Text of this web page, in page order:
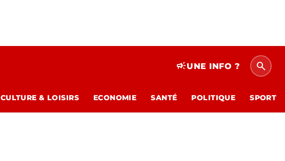
campaignUNE INFO ? search
CULTURE & LOISIRS ECONOMIE SANTÉ POLITIQUE SPORT